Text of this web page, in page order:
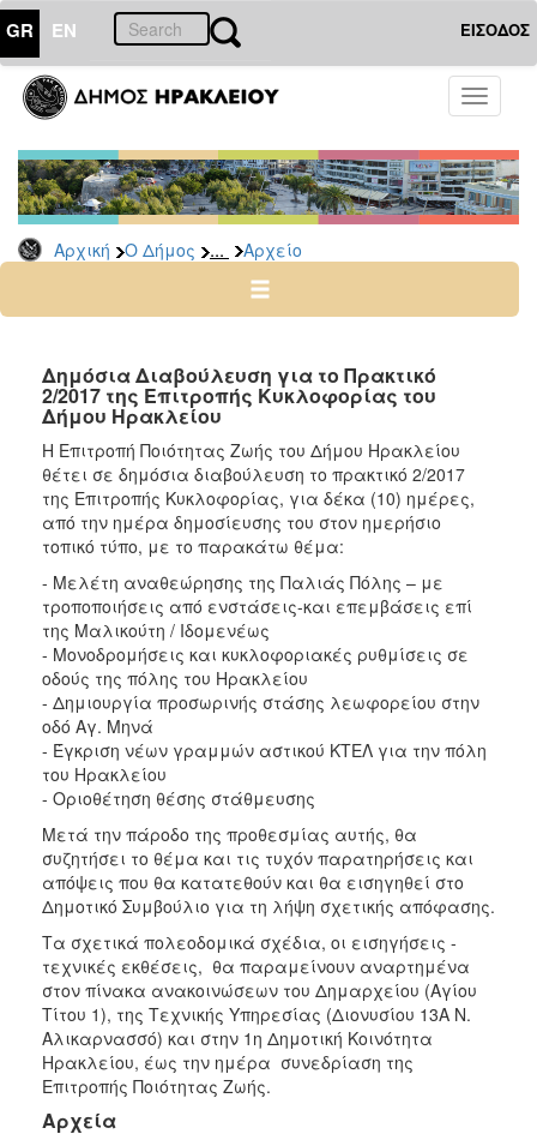
GR EN ΕΙΣΟΔΟΣ
Toggle
Αρχική Ο Δήμος ... Αρχείο
ΔΗΜΟΣ
Δημόσιες
Διαβουλεύσεις
Αρχείο
ΠΟΛΙΤΙΣΜΟΣ
ΑΝΘΕΚΤΙΚΗ
ΠΟΛΗ
Δημόσια Διαβούλευση για το Πρακτικό
2/2017 της Επιτροπής Κυκλοφορίας του
Δήμου Ηρακλείου
Η Επιτροπή Ποιότητας Ζωής του Δήμου Ηρακλείου
θέτει σε δημόσια διαβούλευση το πρακτικό 2/2017
της Επιτροπής Κυκλοφορίας, για δέκα (10) ημέρες,
από την ημέρα δημοσίευσης του στον ημερήσιο
τοπικό τύπο, με το παρακάτω θέμα:
- Μελέτη αναθεώρησης της Παλιάς Πόλης – με
τροποποιήσεις από ενστάσεις-και επεμβάσεις επί
της Μαλικούτη / Ιδομενέως
- Μονοδρομήσεις και κυκλοφοριακές ρυθμίσεις σε
οδούς της πόλης του Ηρακλείου
- Δημιουργία προσωρινής στάσης λεωφορείου στην
οδό Αγ. Μηνά
- Έγκριση νέων γραμμών αστικού ΚΤΕΛ για την πόλη
του Ηρακλείου
- Οριοθέτηση θέσης στάθμευσης
Μετά την πάροδο της προθεσμίας αυτής, θα
συζητήσει το θέμα και τις τυχόν παρατηρήσεις και
απόψεις που θα κατατεθούν και θα εισηγηθεί στο
Δημοτικό Συμβούλιο για τη λήψη σχετικής απόφασης.
Τα σχετικά πολεοδομικά σχέδια, οι εισηγήσεις -
τεχνικές εκθέσεις, θα παραμείνουν αναρτημένα
στον πίνακα ανακοινώσεων του Δημαρχείου (Αγίου
Τίτου 1), της Τεχνικής Υπηρεσίας (Διονυσίου 13Α Ν.
Αλικαρνασσό) και στην 1η Δημοτική Κοινότητα
Ηρακλείου, έως την ημέρα συνεδρίαση της
Επιτροπής Ποιότητας Ζωής.
Αρχεία